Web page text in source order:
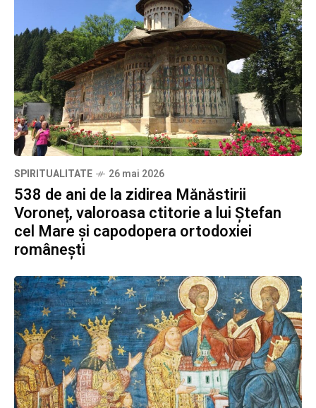
SPIRITUALITATE 26 mai 2026
538 de ani de la zidirea Mănăstirii
Voroneț, valoroasa ctitorie a lui Ștefan
cel Mare și capodopera ortodoxiei
românești